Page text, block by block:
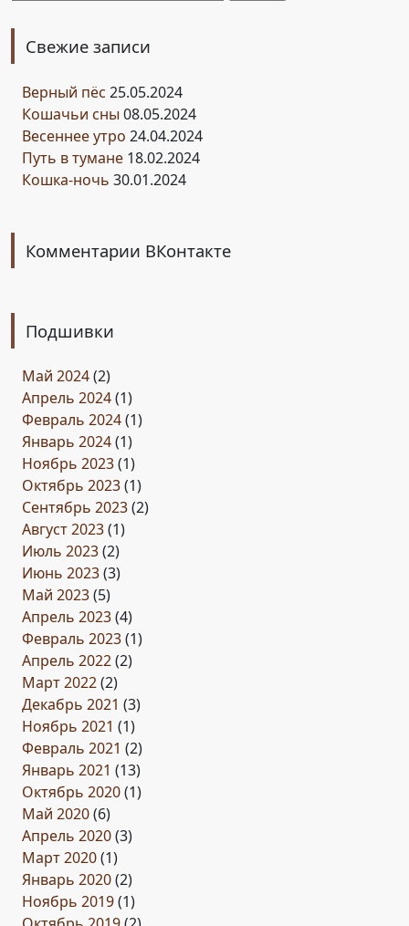
Свежие записи
Верный пёс 25.05.2024
Кошачьи сны 08.05.2024
Весеннее утро 24.04.2024
Путь в тумане 18.02.2024
Кошка-ночь 30.01.2024
Комментарии ВКонтакте
Подшивки
Май 2024(2)
Апрель 2024(1)
Февраль 2024(1)
Январь 2024(1)
Ноябрь 2023(1)
Октябрь 2023(1)
Сентябрь 2023(2)
Август 2023(1)
Июль 2023(2)
Июнь 2023(3)
Май 2023(5)
Апрель 2023(4)
Февраль 2023(1)
Апрель 2022(2)
Март 2022(2)
Декабрь 2021 (3)
Ноябрь 2021 (1)
Февраль 2021 (2)
Январь 2021 (13)
Октябрь 2020(1)
Май 2020(6)
Апрель 2020(3)
Март 2020(1)
Январь 2020(2)
Ноябрь 2019(1)